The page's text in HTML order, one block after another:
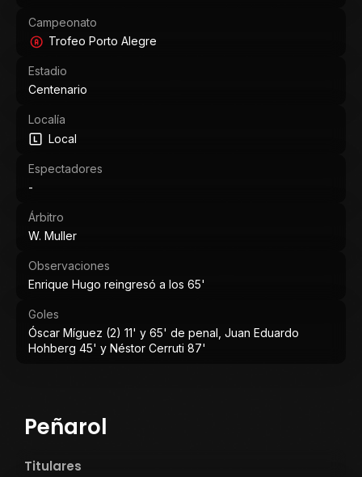
Campeonato
Trofeo Porto Alegre
Estadio
Centenario
Localía
Local
Espectadores
-
Árbitro
W. Muller
Observaciones
Enrique Hugo reingresó a los 65'
Goles
Óscar Míguez (2) 11' y 65' de penal, Juan Eduardo
Hohberg 45' y Néstor Cerruti 87'
Peñarol
Titulares